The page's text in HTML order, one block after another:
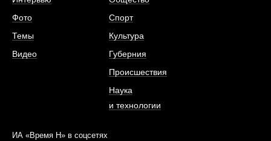
Фото
Темы
Видео
Спорт
Культура
Губерния
Происшествия
Наука
и технологии
ИА «Время Н» в соцсетях